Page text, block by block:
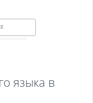
языка в